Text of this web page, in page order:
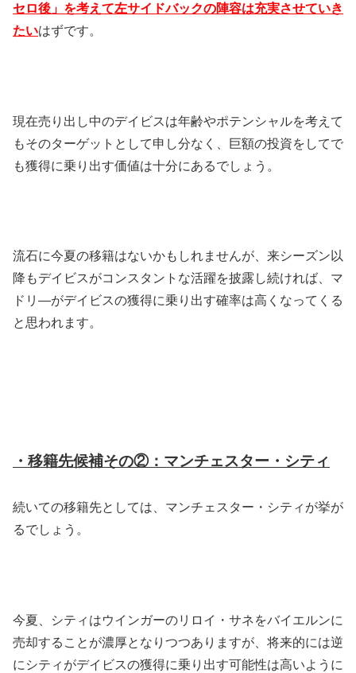
セロ後」を考えて左サイドバックの陣容は充実させていき
たいはずです。
現在売り出し中のデイビスは年齢やポテンシャルを考えて
もそのターゲットとして申し分なく、巨額の投資をしてで
も獲得に乗り出す価値は十分にあるでしょう。
流石に今夏の移籍はないかもしれませんが、来シーズン以
降もデイビスがコンスタントな活躍を披露し続ければ、マ
ドリ―がデイビスの獲得に乗り出す確率は高くなってくる
と思われます。
・移籍先候補その②：マンチェスター・シティ
続いての移籍先としては、マンチェスター・シティが挙が
るでしょう。
今夏、シティはウインガーのリロイ・サネをバイエルンに
売却することが濃厚となりつつありますが、将来的には逆
にシティがデイビスの獲得に乗り出す可能性は高いように